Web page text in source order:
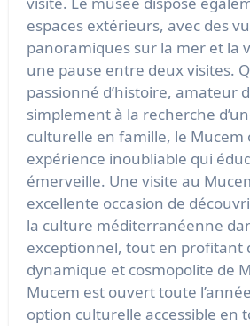
espaces extérieurs, avec des
panoramiques sur la mer et la
une pause entre deux visites.
passionné d’histoire, amateur
simplement à la recherche
culturelle en famille, le Mucem
expérience inoubliable qui
émerveille. Une visite au
excellente occasion de
la culture méditerranéenne
exceptionnel, tout en profitant
dynamique et cosmopolite de
Mucem est ouvert toute
option culturelle accessible en